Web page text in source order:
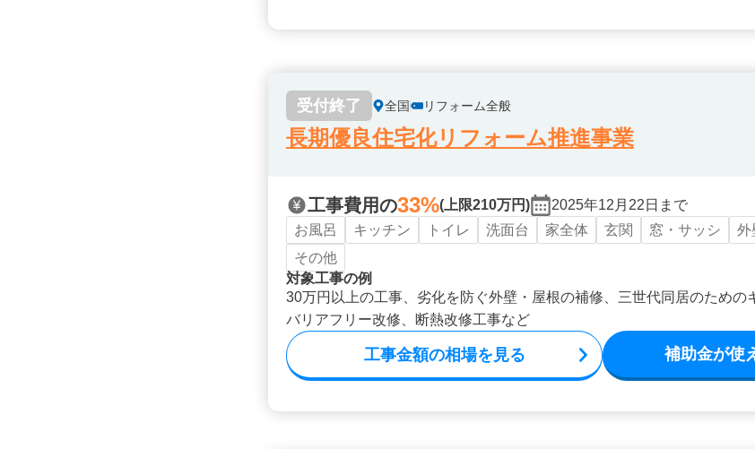
受付終了 全国 リフォーム全般
長期優良住宅化リフォーム推進事業
工事費用の33%(上限210万円)
2025年12月22日まで
お風呂
キッチン トイレ 洗面台 家全体 玄関 窓・サッシ 外
その他
対象工事の例
30万円以上の工事、劣化を防ぐ外壁・屋根の補修、三世代同居のための
バリアフリー改修、断熱改修工事など
工事金額の相場を見る 補助金が使